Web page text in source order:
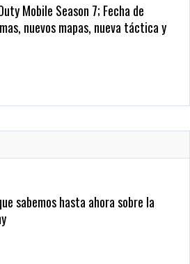
Mobile Season 7; Fecha de
nuevos mapas, nueva táctica y
of Duty 2021 aparentemente ya fue
sabemos hasta ahora sobre la